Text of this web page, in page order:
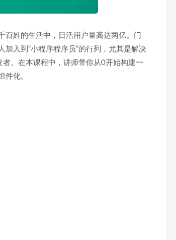
姓的生活中，日活用户量高达两亿。门
入到“小程序程序员”的行列，尤其是解决
。在本课程中，讲师带你从0开始构建一
件化。